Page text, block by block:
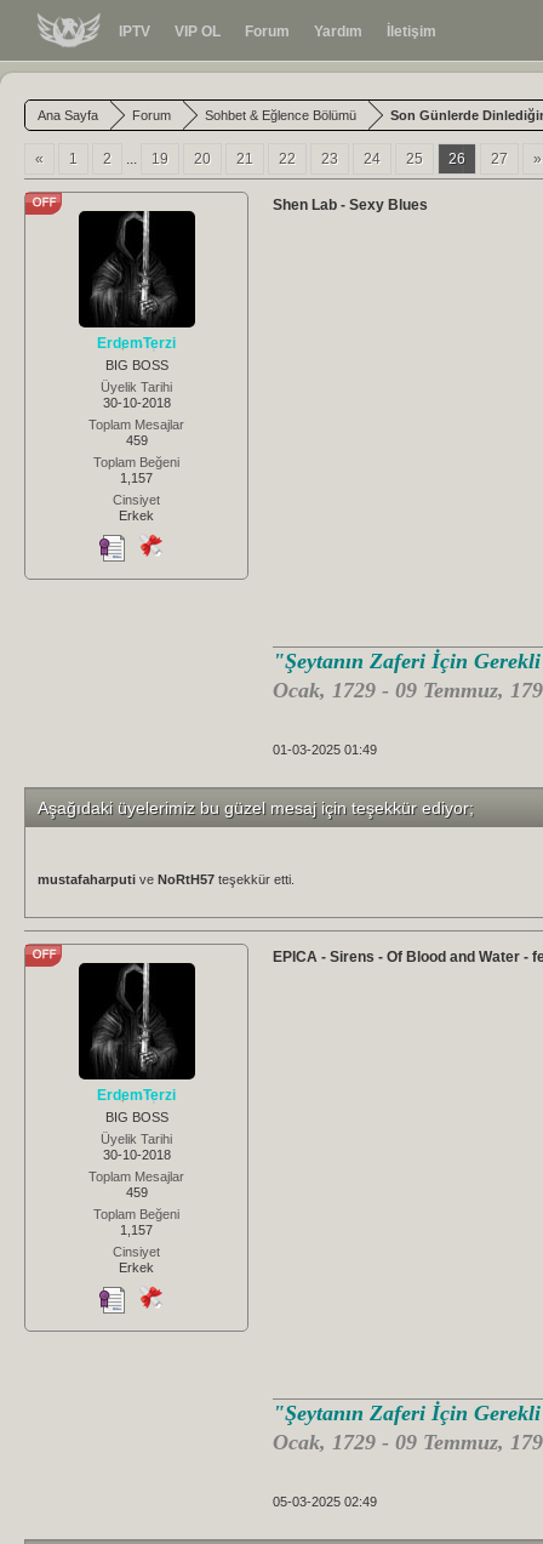
IPTV VIP OL Forum Yardım İletişim
Ana Sayfa Forum Sohbet & Eğlence Bölümü Son Günlerde
« 1 2 ... 19 20 21 22 23 24 25 26 27 »
ErdemTerzi
BIG BOSS
Üyelik Tarihi
30-10-2018
Toplam Mesajlar
459
Toplam Beğeni
1,157
Cinsiyet
Erkek
Shen Lab - Sexy Blues
"Şeytanın Zaferi İçin
Ocak, 1729 - 09 Temmuz,
01-03-2025 01:49
Aşağıdaki üyelerimiz bu güzel mesaj için teşekkür ediyor;
mustafaharputi ve NoRtH57 teşekkür etti.
ErdemTerzi
BIG BOSS
Üyelik Tarihi
30-10-2018
Toplam Mesajlar
459
Toplam Beğeni
1,157
Cinsiyet
Erkek
EPICA - Sirens - Of Blood and Water -
"Şeytanın Zaferi İçin
Ocak, 1729 - 09 Temmuz,
05-03-2025 02:49